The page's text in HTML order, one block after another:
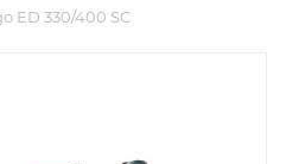
ED 330/400 SC